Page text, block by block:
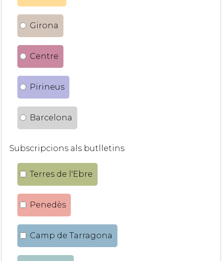
Girona
Centre
Pirineus
Barcelona
Subscripcions als butlletins
Terres de l'Ebre
Penedès
Camp de Tarragona